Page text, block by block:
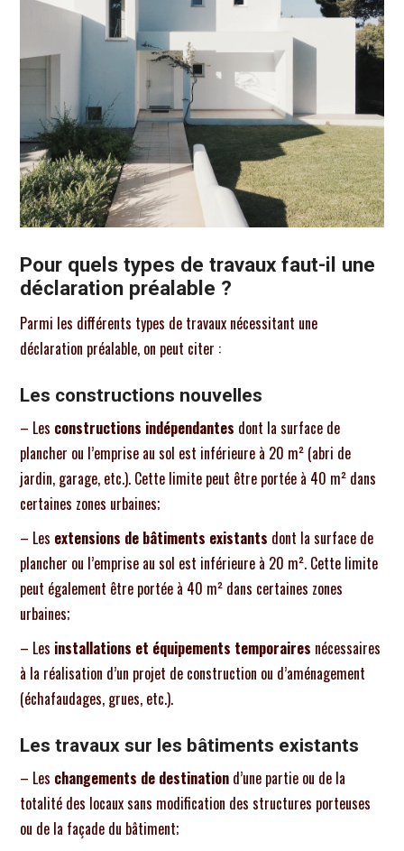
Pour quels types de travaux faut-il une
déclaration préalable ?
Parmi les différents types de travaux nécessitant une
déclaration préalable, on peut citer :
Les constructions nouvelles
– Les constructions indépendantes dont la surface de
plancher ou l’emprise au sol est inférieure à 20 m² (abri de
jardin, garage, etc.). Cette limite peut être portée à 40 m² dans
certaines zones urbaines;
– Les extensions de bâtiments existants dont la surface de
plancher ou l’emprise au sol est inférieure à 20 m². Cette limite
peut également être portée à 40 m² dans certaines zones
urbaines;
– Les installations et équipements temporaires nécessaires
à la réalisation d’un projet de construction ou d’aménagement
(échafaudages, grues, etc.).
Les travaux sur les bâtiments existants
– Les changements de destination d’une partie ou de la
totalité des locaux sans modification des structures porteuses
ou de la façade du bâtiment;